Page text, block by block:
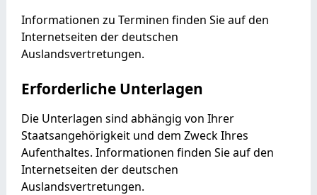
Informationen zu Terminen finden Sie auf den
Internetseiten der deutschen
Auslandsvertretungen.
Erforderliche Unterlagen
Die Unterlagen sind abhängig von Ihrer
Staatsangehörigkeit und dem Zweck Ihres
Aufenthaltes. Informationen finden Sie auf den
Internetseiten der deutschen
Auslandsvertretungen.